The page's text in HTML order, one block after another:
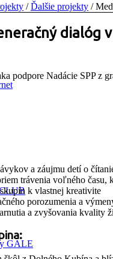
GALE
/ Ďalšie projekty /
dialóg
podpore Nadácie SPP z
a záujmu detí o
trávenia voľného času,
k vlastnej kreativite
porozumenia a
a zvyšovania kvality